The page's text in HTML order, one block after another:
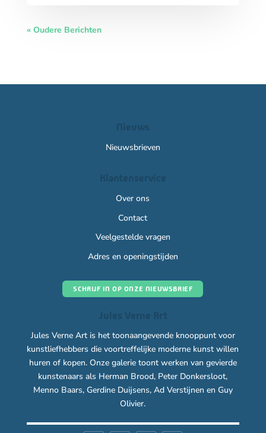
« Oudere Berichten
Nieuws
Nieuwsbrieven
Klantenservice
Over ons
Contact
Veelgestelde vragen
Adres en openingstijden
SCHRIJF IN OP ONZE NIEUWSBRIEF
Jules Verne Art
Jules Verne Art is het toonaangevende knooppunt voor
kunstliefhebbers die voortreffelijke moderne kunst willen
huren of kopen. Onze galerie toont werken van gevierde
kunstenaars als Herman Brood, Peter Donkersloot,
Menno Baars, Gerdine Duijsens, Ad Verstijnen en Guy
Olivier.